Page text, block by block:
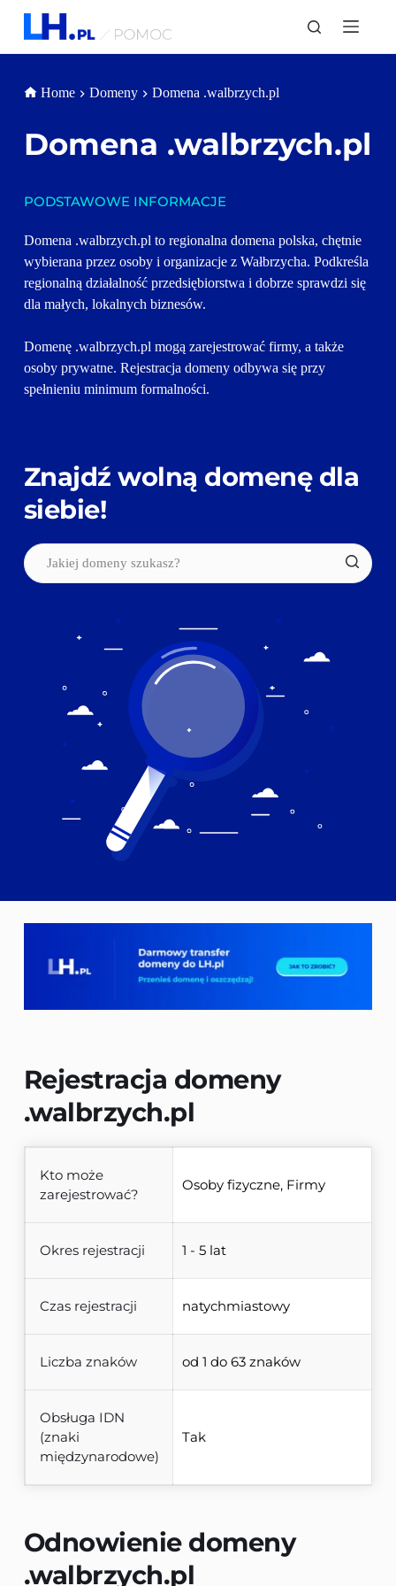
P
d
Home Domeny Domena .walbrzych.pl
Domena .walbrzych.pl
PODSTAWOWE INFORMACJE
Domena .walbrzych.pl to regionalna domena polska, chętnie
wybierana przez osoby i organizacje z Wałbrzycha. Podkreśla
regionalną działalność przedsiębiorstwa i dobrze sprawdzi się
dla małych, lokalnych biznesów.
Domenę .walbrzych.pl mogą zarejestrować firmy, a także
osoby prywatne. Rejestracja domeny odbywa się przy
spełnieniu minimum formalności.
Znajdź wolną domenę dla
siebie!
Rejestracja domeny
.walbrzych.pl
Kto może
zarejestrować?
Osoby fizyczne, Firmy
Okres rejestracji 1 - 5 lat
Czas rejestracji natychmiastowy
Liczba znaków od 1 do 63 znaków
Obsługa IDN
(znaki
międzynarodowe)
Tak
Odnowienie domeny
.walbrzych.pl